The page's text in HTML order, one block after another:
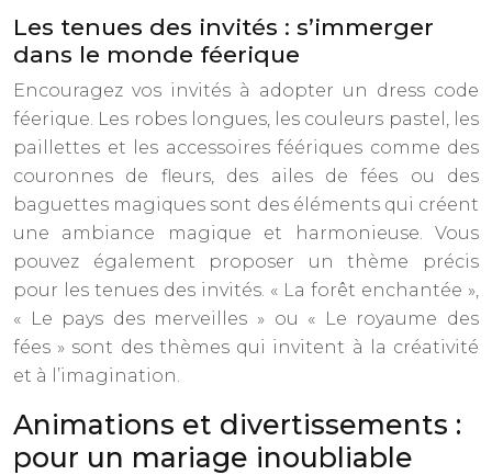
Les tenues des invités : s’immerger
dans le monde féerique
Encouragez vos invités à adopter un dress code
féerique. Les robes longues, les couleurs pastel, les
paillettes et les accessoires féériques comme des
couronnes de fleurs, des ailes de fées ou des
baguettes magiques sont des éléments qui créent
une ambiance magique et harmonieuse. Vous
pouvez également proposer un thème précis
pour les tenues des invités. « La forêt enchantée »,
« Le pays des merveilles » ou « Le royaume des
fées » sont des thèmes qui invitent à la créativité
et à l’imagination.
Animations et divertissements :
pour un mariage inoubliable